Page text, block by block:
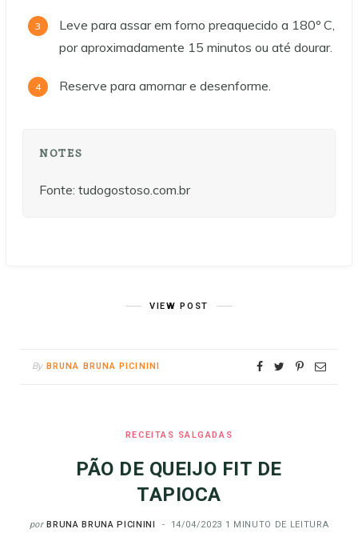
Leve para assar em forno preaquecido a 180º C,
por aproximadamente 15 minutos ou até dourar.
Reserve para amornar e desenforme.
NOTES
Fonte: tudogostoso.com.br
VIEW POST
By BRUNA BRUNA PICININI
RECEITAS SALGADAS
PÃO DE QUEIJO FIT DE
TAPIOCA
por BRUNA BRUNA PICININI 14/04/2023 1 MINUTO DE LEITURA